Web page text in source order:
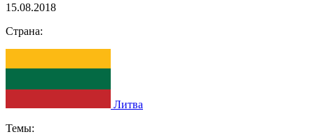
15.08.2018
Страна:
Литва
Темы: